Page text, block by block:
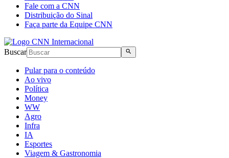
Fale com a CNN
Distribuição do Sinal
Faça parte da Equipe CNN
Buscar
Pular para o conteúdo
Ao vivo
Política
Money
WW
Agro
Infra
IA
Esportes
Viagem & Gastronomia